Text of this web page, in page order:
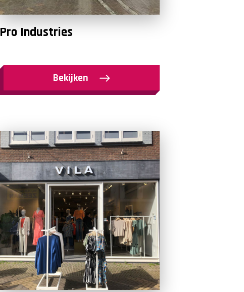
Pro Industries
Bekijken